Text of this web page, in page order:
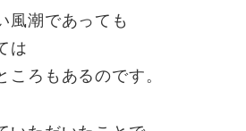
風潮であっても
は
ころもあるのです。